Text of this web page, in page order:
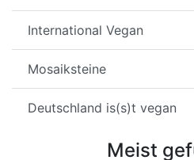
International Vegan
Mosaiksteine
Deutschland is(s)t vegan
Meist